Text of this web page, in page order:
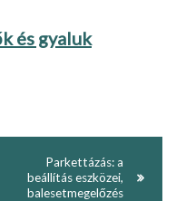
és gyaluk
Parkettázás: a
beállítás eszközei,
balesetmegelőzés